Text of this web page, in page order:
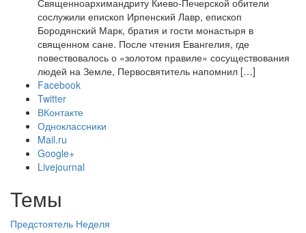
Священноархимандриту Киево-Печерской обители
сослужили епископ Ирпенский Лавр, епископ
Бородянский Марк, братия и гости монастыря в
священном сане. После чтения Евангелия, где
повествовалось о «золотом правиле» сосуществования
людей на Земле, Первосвятитель напомнил […]
Facebook
Twitter
ВКонтакте
Одноклассники
Mail.ru
Google+
Livejournal
Темы
Предстоятель Неделя